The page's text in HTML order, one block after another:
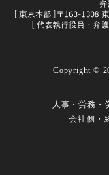
人事・労務・
会社側・
採用基準の決め方
試用期間とは｜解
労働者とは｜定義
Copyright ©